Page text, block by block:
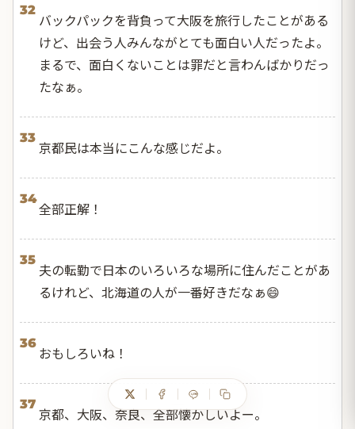
32
バックパックを背負って大阪を旅行したことがある
けど、出会う人みんながとても面白い人だったよ。
まるで、面白くないことは罪だと言わんばかりだっ
たなぁ。
33
京都民は本当にこんな感じだよ。
34
全部正解！
35
夫の転勤で日本のいろいろな場所に住んだことがあ
るけれど、北海道の人が一番好きだなぁ😄
36
おもしろいね！
37
京都、大阪、奈良、全部懐かしいよー。